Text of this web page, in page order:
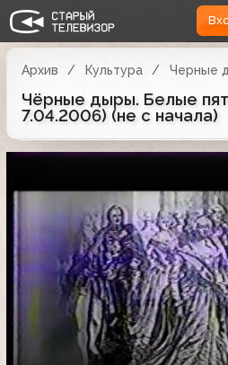
Архив Культура Черные
Чёрные дыры. Белые
7.04.2006) (не с начала)